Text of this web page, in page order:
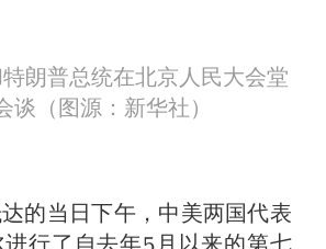
朗普总统在北京人民大会堂
谈（图源：新华社）
的当日下午，中美两国代表
行了自去年5月以来的第七